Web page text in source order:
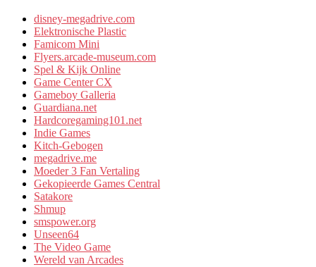
disney-megadrive.com
Elektronische Plastic
Famicom Mini
Flyers.arcade-museum.com
Spel & Kijk Online
Game Center CX
Gameboy Galleria
Guardiana.net
Hardcoregaming101.net
Indie Games
Kitch-Gebogen
megadrive.me
Moeder 3 Fan Vertaling
Gekopieerde Games Central
Satakore
Shmup
smspower.org
Unseen64
The Video Game
Wereld van Arcades